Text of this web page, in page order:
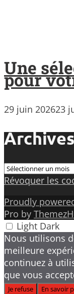
Une
pour
29 juin 202623
Archives
Archives
Révoquer les
Proudly
Pro by
Light Dark
Nous utilisons
meilleure
continuez à
que vous
Je refuse
En savoir